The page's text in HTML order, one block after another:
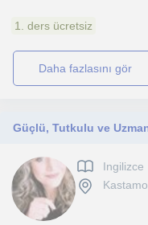
1. ders ücretsiz
daha fazlasını gör
Güçlü, Tutkulu ve
Ingilizce